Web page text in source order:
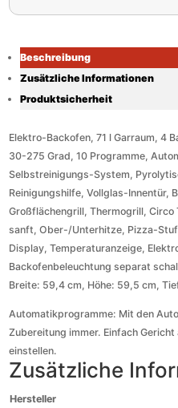
Beschreibung
Zusätzliche Informationen
Produktsicherheit
Elektro-Backofen, 71 l Garraum, 4
30-275 Grad, 10 Programme,
Selbstreinigungs-System,
Reinigungshilfe, Vollglas-Innentür,
Großflächengrill, Thermogrill,
sanft, Ober-/Unterhitze, Pizza-
Display, Temperaturanzeige,
Backofenbeleuchtung separat
Breite: 59,4 cm, Höhe: 59,5 cm,
Automatikprogramme: Mit den
Zubereitung immer. Einfach Gericht
einstellen.
Zusätzliche
Hersteller